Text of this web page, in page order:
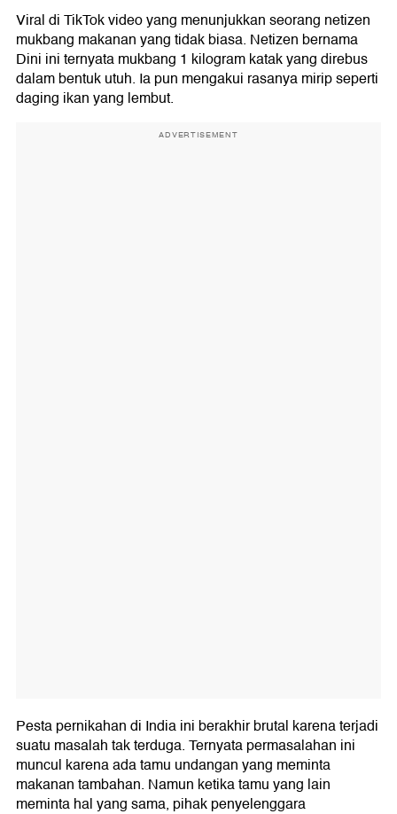
Viral di TikTok video yang menunjukkan seorang netizen
mukbang makanan yang tidak biasa. Netizen bernama
Dini ini ternyata mukbang 1 kilogram katak yang direbus
dalam bentuk utuh. Ia pun mengakui rasanya mirip seperti
daging ikan yang lembut.
ADVERTISEMENT
Pesta pernikahan di India ini berakhir brutal karena terjadi
suatu masalah tak terduga. Ternyata permasalahan ini
muncul karena ada tamu undangan yang meminta
makanan tambahan. Namun ketika tamu yang lain
meminta hal yang sama, pihak penyelenggara